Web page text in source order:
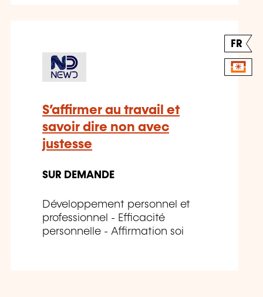
FR
S’affirmer au travail et
savoir dire non avec
justesse
SUR DEMANDE
Développement personnel et
professionnel - Efficacité
personnelle - Affirmation soi